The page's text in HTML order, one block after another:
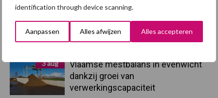
identification through device scanning.
Aanpassen Alles afwijzen Alles accepteren
alertheid belangrijk is, zeker nu
3 aug
Vlaamse mestbalans in evenwicht
dankzij groei van
verwerkingscapaciteit